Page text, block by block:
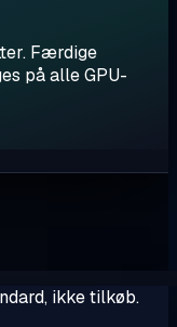
Færdige
på alle GPU-
ikke tilkøb.